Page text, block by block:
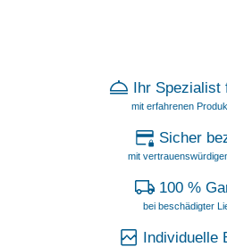
Ihr Spezialist
mit erfahrenen
Sicher
mit
100 %
bei beschädigter
Individuelle